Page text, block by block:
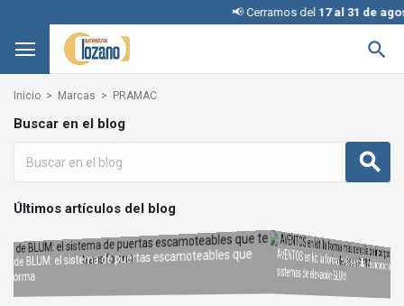
📢 Cerramos del17 al 31 de

Inicio Marcas PRAMAC
Buscar en el blog
Últimos artículos del blog
REVEGO de BLUM: el sistema de puertas escamoteables que
AVENTOS en kit: la forma más sencilla de incorporar
sistemas de elevación BLUM Interruptores KINETIC para iluminación: cómo elegir la
Condena con llave: una solución inteligente y segura sin